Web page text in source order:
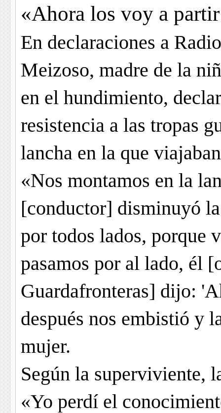
«Ahora los voy a
En declaraciones a
Meizoso, madre de la
en el hundimiento,
resistencia a las tropas
lancha en la que
«Nos montamos en la
[conductor] disminuyó
por todos lados, porque
pasamos por al lado, él
Guardafronteras] dijo:
después nos embistió y
mujer.
Según la superviviente,
«Yo perdí el